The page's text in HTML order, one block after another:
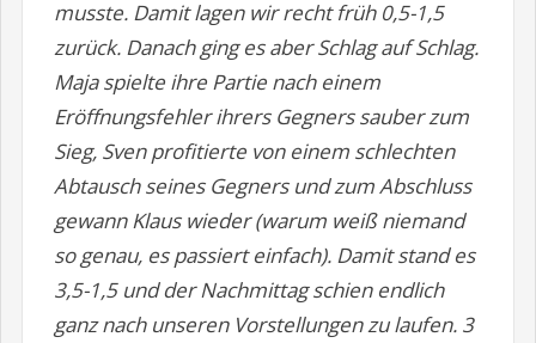
musste. Damit lagen wir recht früh 0,5-1,5
zurück. Danach ging es aber Schlag auf Schlag.
Maja spielte ihre Partie nach einem
Eröffnungsfehler ihrers Gegners sauber zum
Sieg, Sven profitierte von einem schlechten
Abtausch seines Gegners und zum Abschluss
gewann Klaus wieder (warum weiß niemand
so genau, es passiert einfach). Damit stand es
3,5-1,5 und der Nachmittag schien endlich
ganz nach unseren Vorstellungen zu laufen. 3